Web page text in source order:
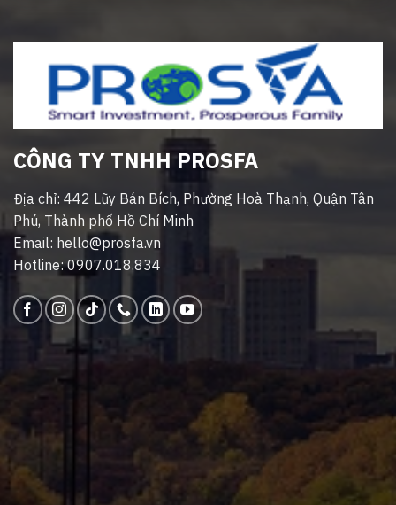
CÔNG TY TNHH PROSFA
Địa chỉ: 442 Lũy Bán Bích, Phường Hoà Thạnh, Quận Tân
Phú, Thành phố Hồ Chí Minh
Email: hello@prosfa.vn
Hotline: 0907.018.834